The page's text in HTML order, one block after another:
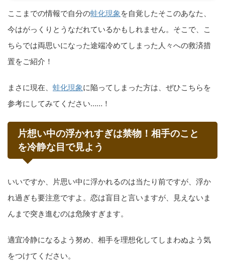
ここまでの情報で自分の蛙化現象を自覚したそこのあなた、
今はがっくりとうなだれているかもしれません。そこで、こ
ちらでは両思いになった途端冷めてしまった人々への救済措
置をご紹介！
まさに現在、 蛙化現象に陥ってしまった方は、ぜひこちらを
参考にしてみてください……！
片想い中の浮かれすぎは禁物！相手のこと
を冷静な目で見よう
いいですか、片思い中に浮かれるのは当たり前ですが、浮か
れ過ぎも要注意ですよ。恋は盲目と言いますが、見えないま
んまで突き進むのは危険すぎます。
適宜冷静になるよう努め、相手を理想化してしまわぬよう気
をつけてください。